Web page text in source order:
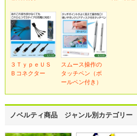
３ＴｙｐｅＵＳ
Ｂコネクター
スムース操作の
タッチペン（ボ
ールペン付き）
ノベルティ商品 ジャンル別カテゴリー